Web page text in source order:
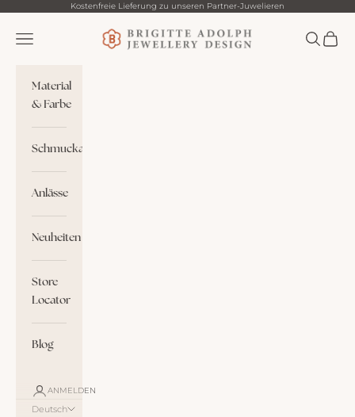
Zum Inhalt springenKostenfreie Lieferung zu unseren Partner-Juwelieren
Brigitte Adolph
Menü Suchen
Material
& Farbe
Schmuckart
Anlässe
Neuheiten
Store
Locator
Blog
ANMELDEN
Deutsch